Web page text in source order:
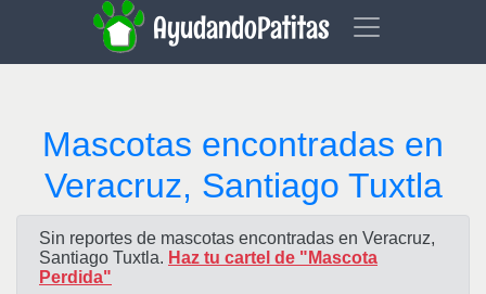
AyudandoPatitas
Mascotas encontradas en
Veracruz, Santiago Tuxtla
Sin reportes de mascotas encontradas en Veracruz,
Santiago Tuxtla. Haz tu cartel de "Mascota
Perdida"